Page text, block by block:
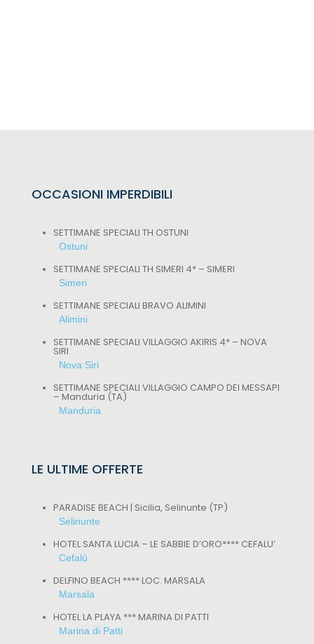
OCCASIONI IMPERDIBILI
SETTIMANE SPECIALI TH OSTUNI
Ostuni
SETTIMANE SPECIALI TH SIMERI 4* – SIMERI
Simeri
SETTIMANE SPECIALI BRAVO ALIMINI
Alimini
SETTIMANE SPECIALI VILLAGGIO AKIRIS 4* – NOVA
SIRI
Nova Siri
SETTIMANE SPECIALI VILLAGGIO CAMPO DEI MESSAPI
– Manduria (TA)
Manduria
LE ULTIME OFFERTE
PARADISE BEACH | Sicilia, Selinunte (TP)
Selinunte
HOTEL SANTA LUCIA – LE SABBIE D’ORO**** CEFALU’
Cefalù
DELFINO BEACH **** LOC. MARSALA
Marsala
HOTEL LA PLAYA *** MARINA DI PATTI
Marina di Patti